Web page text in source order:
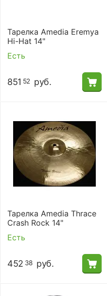
Тарелка Amedia Eremya
Hi-Hat 14"
Есть
851 52 руб.
Тарелка Amedia Thrace
Crash Rock 14"
Есть
452 38 руб.